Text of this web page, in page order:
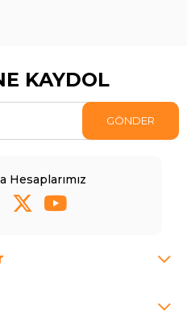
KAYDOL
GÖNDER
Hesaplarımız